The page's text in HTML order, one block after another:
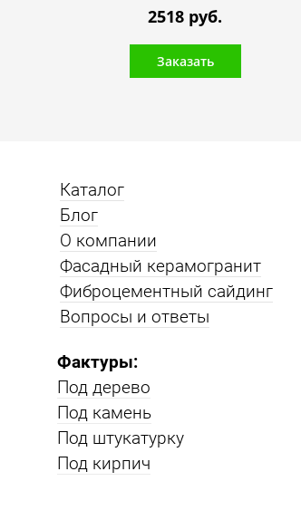
2518 руб.
Заказать
Фактуры:
Под дерево
Под камень
Под штукатурку
Под кирпич
Каталог
Блог
О компании
Фасадный керамогранит
Фиброцементный сайдинг
Вопросы и ответы